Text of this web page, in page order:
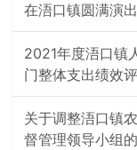
在浯口镇圆满演出
2021年度浯口镇
门整体支出绩效
关于调整浯口镇
督管理领导小组